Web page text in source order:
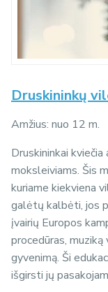
Druskininkų
Amžius: nuo 12 m.
Druskininkai
moksleiviams. Šis
kuriame kiekviena
galėtų kalbėti, jos
įvairių Europos
procedūras,
gyvenimą. Ši
išgirsti jų